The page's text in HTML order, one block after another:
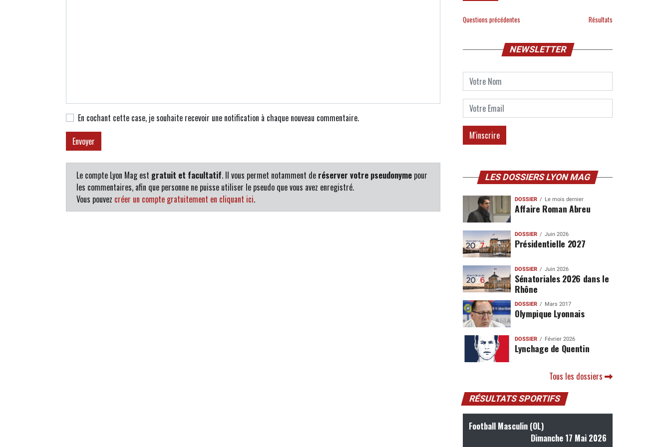
En cochant cette case, je souhaite recevoir une notification à chaque nouveau commentaire.
Le compte Lyon Mag est gratuit et facultatif. Il vous permet notamment de réserver votre pseudonyme pour
les commentaires, afin que personne ne puisse utiliser le pseudo que vous avez enregistré.
Vous pouvez créer un compte gratuitement en cliquant ici.
Questions précédentes Résultats
NEWSLETTER
LES DOSSIERS LYON MAG
DOSSIER Le mois dernier
Affaire Roman Abreu
DOSSIER Juin 2026
Présidentielle 2027
DOSSIER Juin 2026
Sénatoriales 2026 dans le
Rhône
DOSSIER Mars 2017
Olympique Lyonnais
DOSSIER Février 2026
Lynchage de Quentin
Tous les dossiers
RÉSULTATS SPORTIFS
Football Masculin (OL)
Dimanche 17 Mai 2026